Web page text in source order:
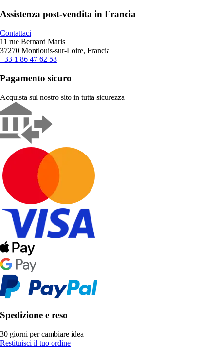
Assistenza post-vendita in Francia
Contattaci
11 rue Bernard Maris
37270 Montlouis-sur-Loire, Francia
+33 1 86 47 62 58
Pagamento sicuro
Acquista sul nostro sito in tutta sicurezza
Spedizione e reso
30 giorni per cambiare idea
Restituisci il tuo ordine